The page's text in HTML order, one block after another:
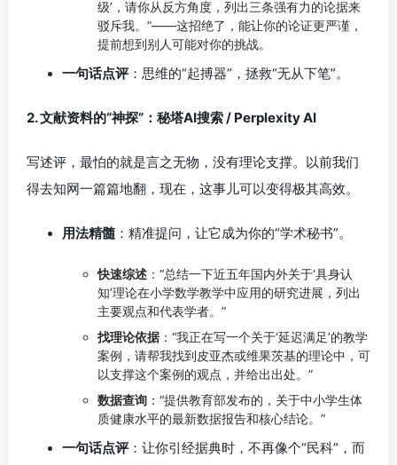
级’，请你从反方角度，列出三条强有力的论据来
驳斥我。”——这招绝了，能让你的论证更严谨，
提前想到别人可能对你的挑战。
一句话点评：思维的“起搏器”，拯救“无从下笔”。
2. 文献资料的“神探”：秘塔AI搜索 / Perplexity AI
写述评，最怕的就是言之无物，没有理论支撑。以前我们
得去知网一篇篇地翻，现在，这事儿可以变得极其高效。
用法精髓 ：精准提问，让它成为你的“学术秘书”。
快速综述 ：“总结一下近五年国内外关于‘具身认
知’理论在小学数学教学中应用的研究进展，列出
主要观点和代表学者。”
找理论依据：“我正在写一个关于‘延迟满足’的教学
案例，请帮我找到皮亚杰或维果茨基的理论中，可
以支撑这个案例的观点，并给出出处。”
数据查询 ：“提供教育部发布的，关于中小学生体
质健康水平的最新数据报告和核心结论。”
一句话点评：让你引经据典时，不再像个“民科”，而